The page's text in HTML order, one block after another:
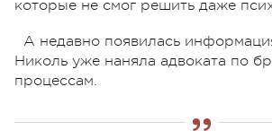
которые не смог решить даже
А недавно появилась
Николь уже наняла адвоката по
процессам.